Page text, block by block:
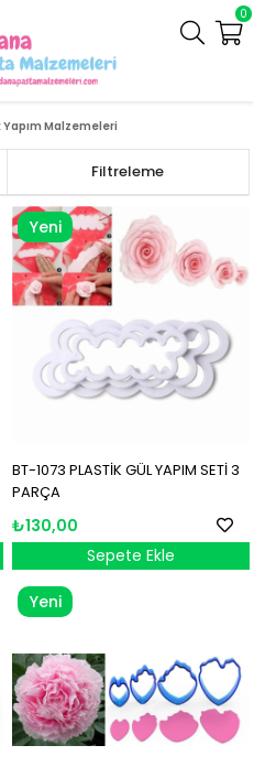
0
Yapım Malzemeleri
Filtreleme
BT-1073 PLASTİK GÜL YAPIM SETİ 3
PARÇA
₺130,00
Sepete Ekle
Yeni
Ürün
Yeni